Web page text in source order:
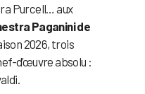
Purcell… aux
Paganini de
2026, trois
d’œuvre absolu :